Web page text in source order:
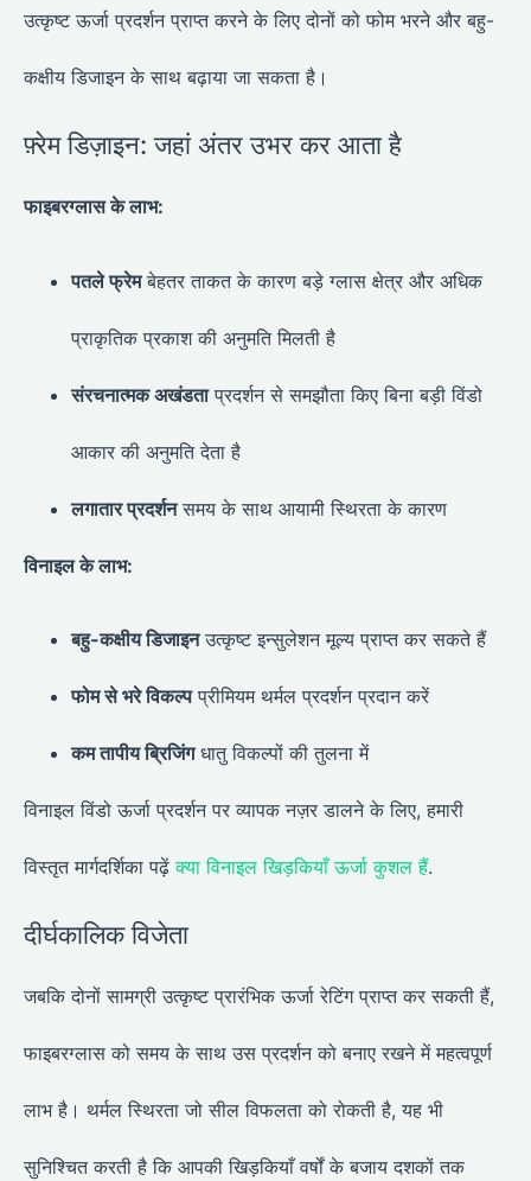
उत्कृष्ट ऊर्जा प्रदर्शन प्राप्त करने के लिए दोनों को फोम भरने और बहु-
कक्षीय डिजाइन के साथ बढ़ाया जा सकता है।
फ़्रेम डिज़ाइन: जहां अंतर उभर कर आता है
फाइबरग्लास के लाभ:
पतले फ्रेमबेहतर ताकत के कारण बड़े ग्लास क्षेत्र और अधिक
प्राकृतिक प्रकाश की अनुमति मिलती है
संरचनात्मक अखंडताप्रदर्शन से समझौता किए बिना बड़ी विंडो
आकार की अनुमति देता है
लगातार प्रदर्शनसमय के साथ आयामी स्थिरता के कारण
विनाइल के लाभ:
बहु-कक्षीय डिजाइनउत्कृष्ट इन्सुलेशन मूल्य प्राप्त कर सकते हैं
फोम से भरे विकल्पप्रीमियम थर्मल प्रदर्शन प्रदान करें
कम तापीय ब्रिजिंगधातु विकल्पों की तुलना में
विनाइल विंडो ऊर्जा प्रदर्शन पर व्यापक नज़र डालने के लिए, हमारी
विस्तृत मार्गदर्शिका पढ़ेंक्या विनाइल खिड़कियाँ ऊर्जा कुशल हैं.
दीर्घकालिक विजेता
जबकि दोनों सामग्री उत्कृष्ट प्रारंभिक ऊर्जा रेटिंग प्राप्त कर सकती हैं,
फाइबरग्लास को समय के साथ उस प्रदर्शन को बनाए रखने में महत्वपूर्ण
लाभ है। थर्मल स्थिरता जो सील विफलता को रोकती है, यह भी
सुनिश्चित करती है कि आपकी खिड़कियाँ वर्षों के बजाय दशकों तक